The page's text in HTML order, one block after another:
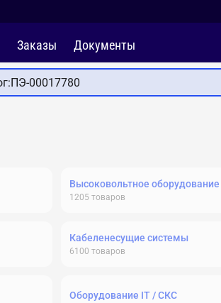
Заказы Документы
Высоковольтное
1205 товаров
Кабеленесущие системы
6100 товаров
Оборудование IT / СКС